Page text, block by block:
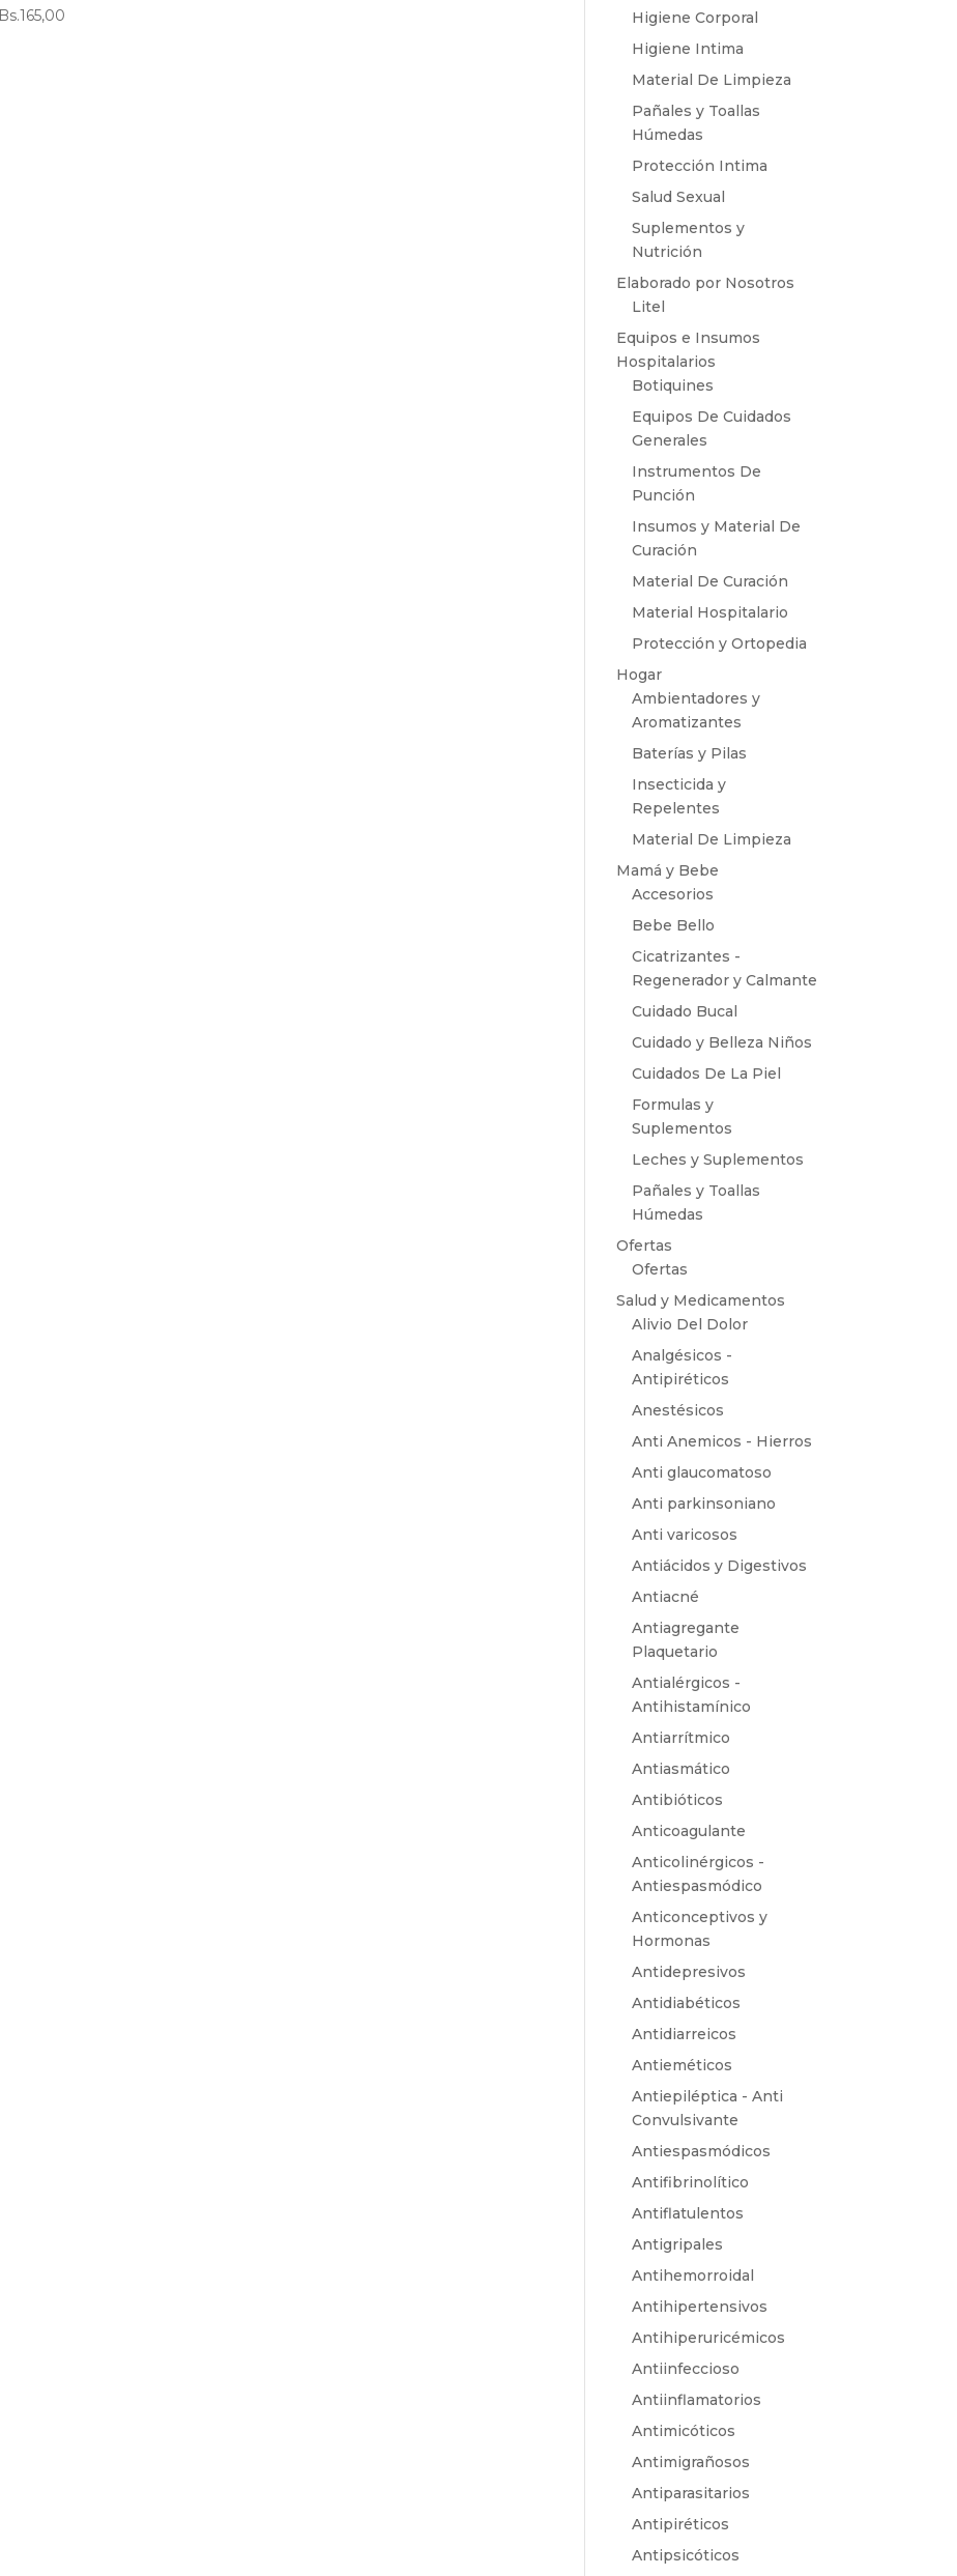
Bs.165,00
Higiene Corporal
Higiene Intima
Material De Limpieza
Pañales y Toallas
Húmedas
Protección Intima
Salud Sexual
Suplementos y
Nutrición
Elaborado por Nosotros
Litel
Equipos e Insumos
Hospitalarios
Botiquines
Equipos De Cuidados
Generales
Instrumentos De
Punción
Insumos y Material De
Curación
Material De Curación
Material Hospitalario
Protección y Ortopedia
Hogar
Ambientadores y
Aromatizantes
Baterías y Pilas
Insecticida y
Repelentes
Material De Limpieza
Mamá y Bebe
Accesorios
Bebe Bello
Cicatrizantes -
Regenerador y Calmante
Cuidado Bucal
Cuidado y Belleza Niños
Cuidados De La Piel
Formulas y
Suplementos
Leches y Suplementos
Pañales y Toallas
Húmedas
Ofertas
Ofertas
Salud y Medicamentos
Alivio Del Dolor
Analgésicos -
Antipiréticos
Anestésicos
Anti Anemicos - Hierros
Anti glaucomatoso
Anti parkinsoniano
Anti varicosos
Antiácidos y Digestivos
Antiacné
Antiagregante
Plaquetario
Antialérgicos -
Antihistamínico
Antiarrítmico
Antiasmático
Antibióticos
Anticoagulante
Anticolinérgicos -
Antiespasmódico
Anticonceptivos y
Hormonas
Antidepresivos
Antidiabéticos
Antidiarreicos
Antieméticos
Antiepiléptica - Anti
Convulsivante
Antiespasmódicos
Antifibrinolítico
Antiflatulentos
Antigripales
Antihemorroidal
Antihipertensivos
Antihiperuricémicos
Antiinfeccioso
Antiinflamatorios
Antimicóticos
Antimigrañosos
Antiparasitarios
Antipiréticos
Antipsicóticos